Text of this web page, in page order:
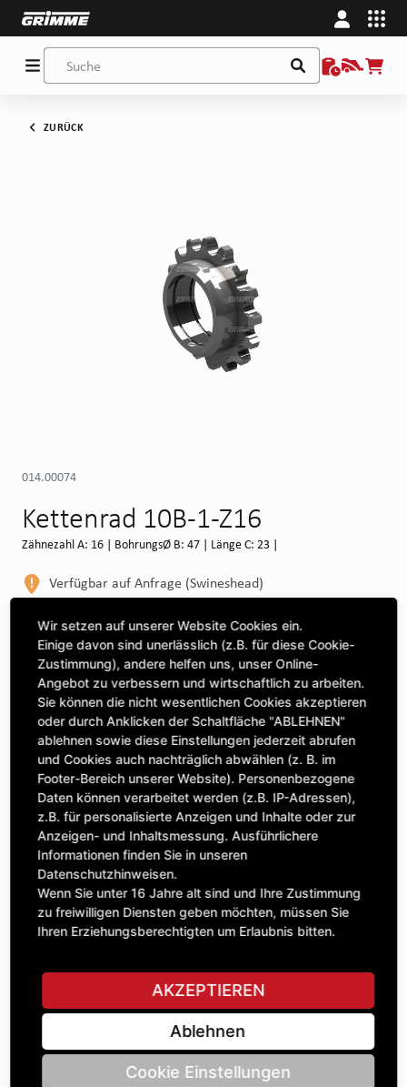
ZURÜCK
014.00074
Kettenrad 10B-1-Z16
Zähnezahl A: 16 | BohrungsØ B: 47 | Länge C: 23 |
Verfügbar auf Anfrage (Swineshead)
Maschine auswählen, um Kompatibilität zu sehen
MASCHINE AUSWÄHLEN
CLICK & COLLECT
Bestellungen bei Deinem bevorzugten Standort abholen
28,85 £
exkl. MwSt.
Anzahl
IN DEN WARENKORB
Wir setzen auf unserer Website Cookies ein.
Einige davon sind unerlässlich (z.B. für diese Cookie-
Zustimmung), andere helfen uns, unser Online-
Angebot zu verbessern und wirtschaftlich zu arbeiten.
Sie können die nicht wesentlichen Cookies akzeptieren
oder durch Anklicken der Schaltfläche "ABLEHNEN"
ablehnen sowie diese Einstellungen jederzeit abrufen
und Cookies auch nachträglich abwählen (z. B. im
Footer-Bereich unserer Website). Personenbezogene
Daten können verarbeitet werden (z.B. IP-Adressen),
z.B. für personalisierte Anzeigen und Inhalte oder zur
Anzeigen- und Inhaltsmessung. Ausführlichere
Informationen finden Sie in unseren
Datenschutzhinweisen.
Wenn Sie unter 16 Jahre alt sind und Ihre Zustimmung
zu freiwilligen Diensten geben möchten, müssen Sie
Ihren Erziehungsberechtigten um Erlaubnis bitten.
AKZEPTIEREN
Ablehnen
Cookie Einstellungen